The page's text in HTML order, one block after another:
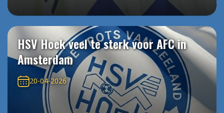
HSV Hoek veel te sterk voor AFC in
Amsterdam
20-04-2026